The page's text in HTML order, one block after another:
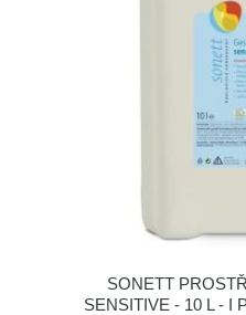
SONETT
SENSITIVE - 10 L - I